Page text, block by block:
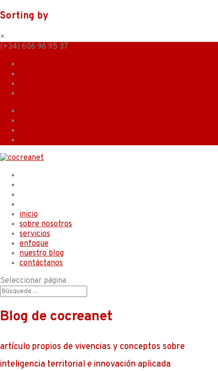
Sorting by
×
(+34) 606 96 95 37
inicio
sobre nosotros
servicios
enfoque
nuestro blog
contáctanos
Seleccionar página
Blog de cocreanet
artículo propios de vivencias y conceptos sobre
inteligencia territorial e innovación aplicada